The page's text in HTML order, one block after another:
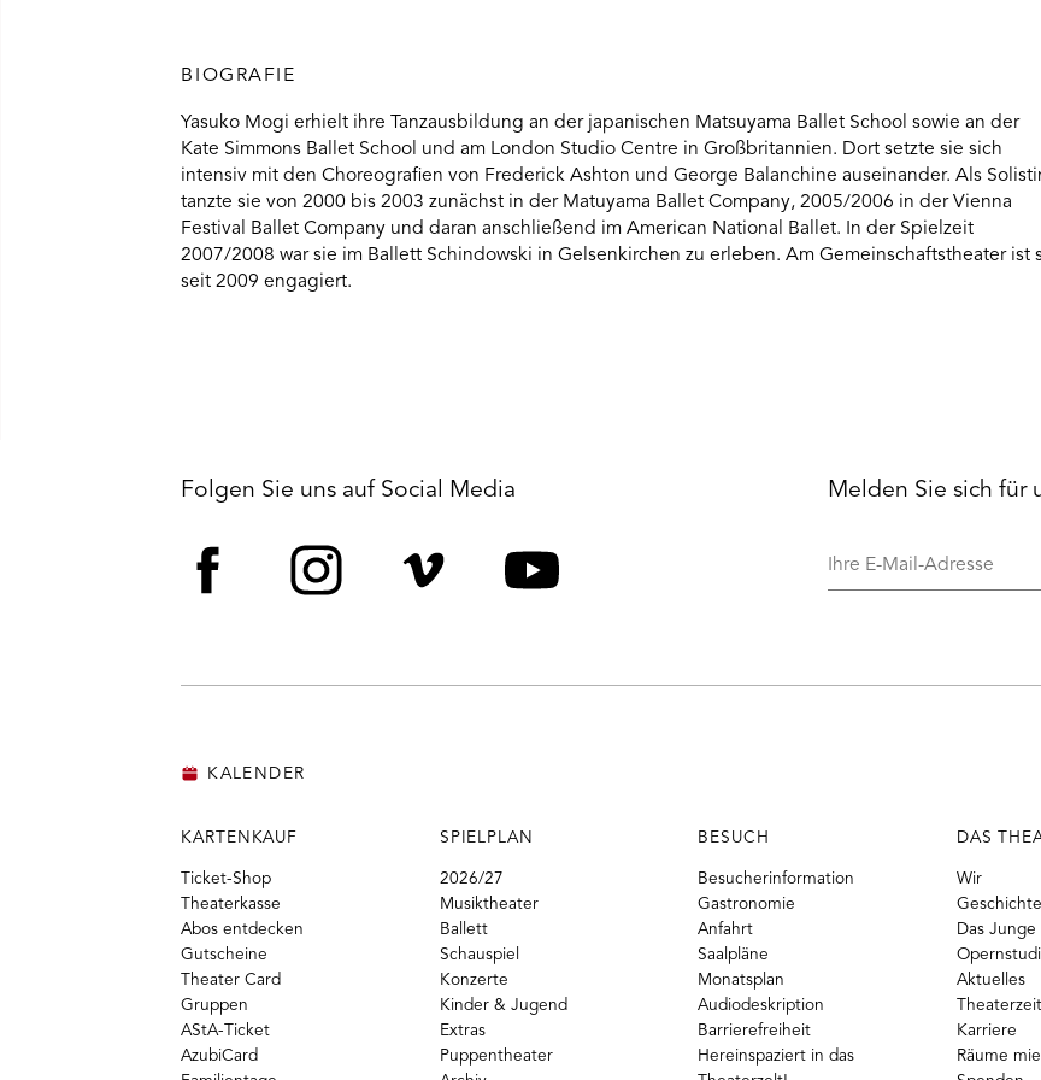
BIOGRAFIE
Yasuko Mogi erhielt ihre Tanzausbildung an der japanischen Matsuyama Ballet School sowie an der
Kate Simmons Ballet School und am London Studio Centre in Großbritannien. Dort setzte sie sich
intensiv mit den Choreografien von Frederick Ashton und George Balanchine auseinander. Als
tanzte sie von 2000 bis 2003 zunächst in der Matuyama Ballet Company, 2005/2006 in der Vienna
Festival Ballet Company und daran anschließend im American National Ballet. In der Spielzeit
2007/2008 war sie im Ballett Schindowski in Gelsenkirchen zu erleben. Am Gemeinschaftstheater ist
seit 2009 engagiert.
Folgen Sie uns auf Social Media Melden Sie sich für
Ihre
KALENDER
KARTENKAUF
Ticket-Shop
Theaterkasse
Abos entdecken
Gutscheine
Theater Card
Gruppen
AStA-Ticket
AzubiCard
SPIELPLAN
2026/27
Musiktheater
Ballett
Schauspiel
Konzerte
Kinder & Jugend
Extras
Puppentheater
BESUCH
Besucherinformation
Gastronomie
Anfahrt
Saalpläne
Monatsplan
Audiodeskription
Barrierefreiheit
Hereinspaziert in das
DAS
Wir
Das
Aktuelles
Karriere
Räume